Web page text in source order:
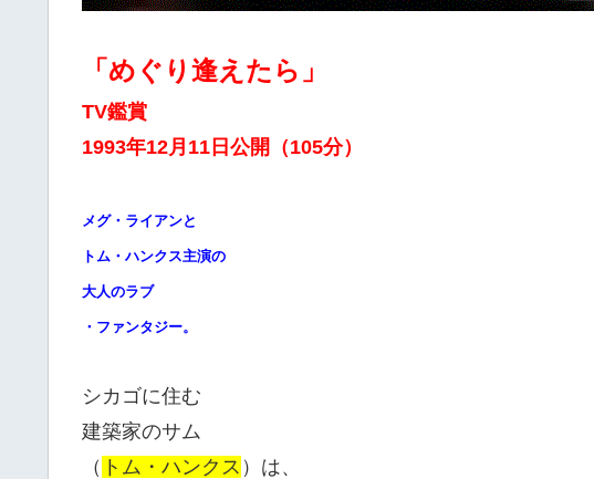
「めぐり逢えたら」
TV鑑賞
1993年12月11日公開（105分）
メグ・ライアンと
トム・ハンクス主演の
大人のラブ
・ファンタジー。
シカゴに住む
建築家のサム
（ トム・ハンクス ）は、